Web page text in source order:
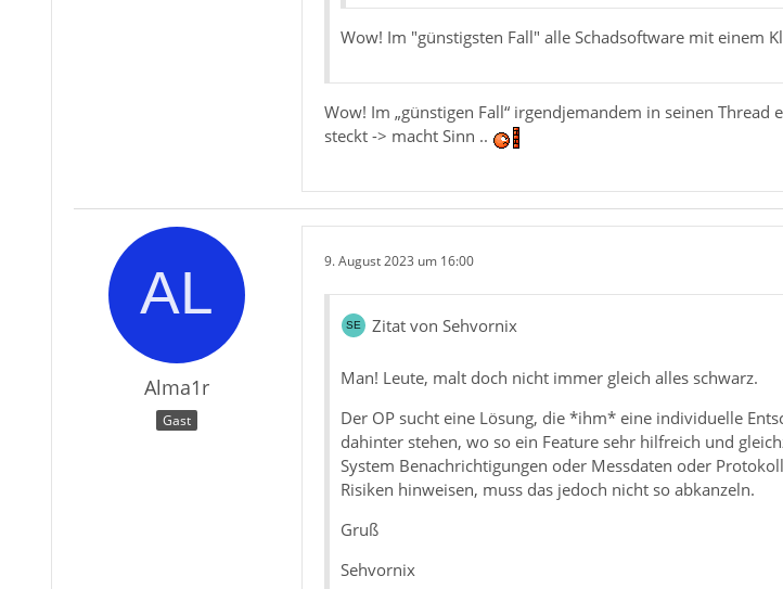
Wow! Im "günstigsten Fall" alle Schadsoftware mit einem
Wow! Im „günstigen Fall“ irgendjemandem in seinen
steckt -> macht Sinn ..
Alma1r
Gast
9. August 2023 um 16:00
Zitat von Sehvornix
Man! Leute, malt doch nicht immer gleich alles schwarz.
Der OP sucht eine Lösung, die *ihm* eine individuelle
dahinter stehen, wo so ein Feature sehr hilfreich und
System Benachrichtigungen oder Messdaten oder
Risiken hinweisen, muss das jedoch nicht so abkanzeln.
Gruß
Sehvornix